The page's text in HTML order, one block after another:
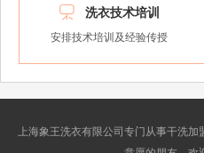
 洗衣技术培训
安排技术培训及经验传授
上海象王洗衣有限公司专门从事干洗